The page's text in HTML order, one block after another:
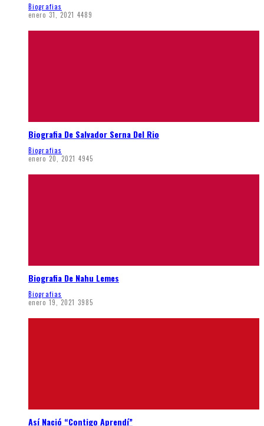
Biografias
enero 31, 2021 4489
Biografia De Salvador Serna Del Rio
Biografias
enero 20, 2021 4945
Biografia De Nahu Lemes
Biografias
enero 19, 2021 3985
Así Nació “Contigo Aprendí”